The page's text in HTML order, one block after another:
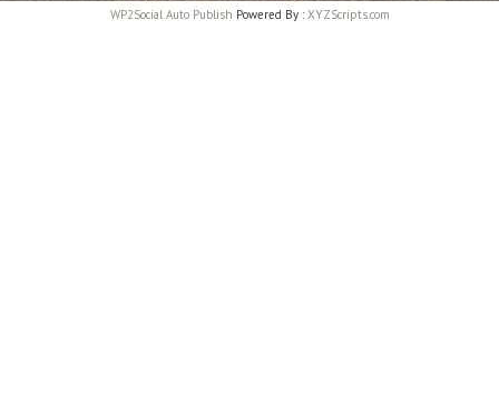
WP2Social Auto Publish Powered By :XYZScripts.com